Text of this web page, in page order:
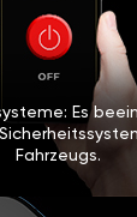
Es
Fahrzeugs.